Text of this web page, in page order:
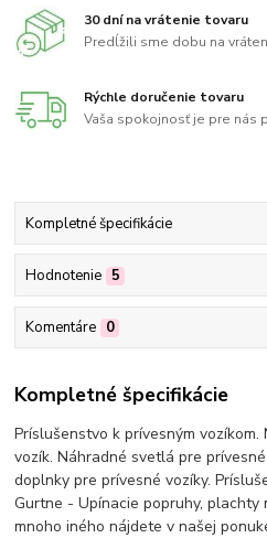
30 dní na vrátenie tovaru
Predĺžili sme dobu na
Rýchle doručenie tovaru
Vaša spokojnosť je pre nás
Kompletné špecifikácie
Hodnotenie 5
Komentáre 0
Kompletné špecifikácie
Príslušenstvo k prívesným
vozík. Náhradné svetlá pre
doplnky pre prívesné vozíky.
Gurtne - Upínacie popruhy, plachty
mnoho iného nájdete v našej